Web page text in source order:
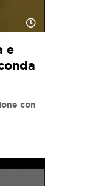
e
con